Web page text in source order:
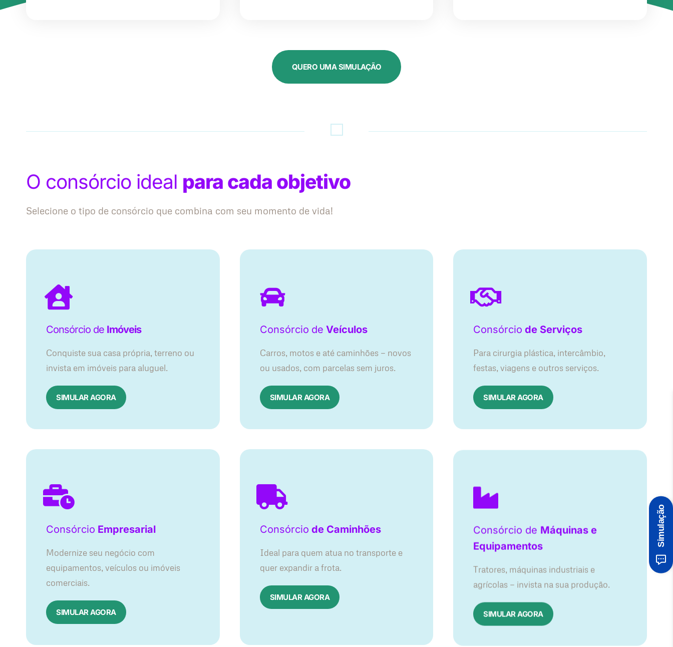
QUERO UMA SIMULAÇÃO
O consórcio ideal para cada objetivo
Selecione o tipo de consórcio que combina com seu momento de vida!
Consórcio de Imóveis
Conquiste sua casa própria, terreno ou
invista em imóveis para aluguel.
SIMULAR AGORA​
Consórcio de Veículos
Carros, motos e até caminhões — novos
ou usados, com parcelas sem juros.
SIMULAR AGORA
Consórcio de Serviços
Para cirurgia plástica, intercâmbio,
festas, viagens e outros serviços.
SIMULAR AGORA
Consórcio Empresarial
Modernize seu negócio com
equipamentos, veículos ou imóveis
comerciais.
SIMULAR AGORA
Consórcio de Caminhões
Ideal para quem atua no transporte e
quer expandir a frota.
SIMULAR AGORA
Consórcio de Máquinas e
Equipamentos
Tratores, máquinas industriais e
agrícolas — invista na sua produção.
SIMULAR AGORA
Simulação